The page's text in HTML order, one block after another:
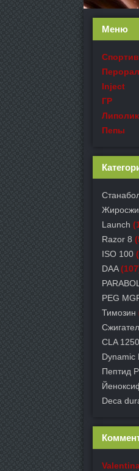
Меню
Inject
ГР
Пепы
Launch
Razor 8
ISO 100
DAA
PEG
Тимозин
CLA 1250
Dynamic
Пептид
Deca